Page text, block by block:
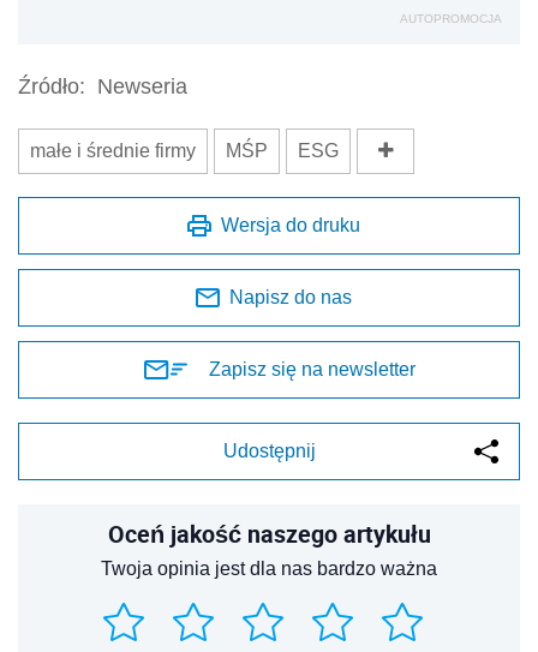
AUTOPROMOCJA
Źródło: Newseria
małe i średnie firmy MŚP ESG
Wersja do druku
Napisz do nas
Zapisz się na newsletter
Udostępnij
Oceń jakość naszego artykułu
Twoja opinia jest dla nas bardzo ważna